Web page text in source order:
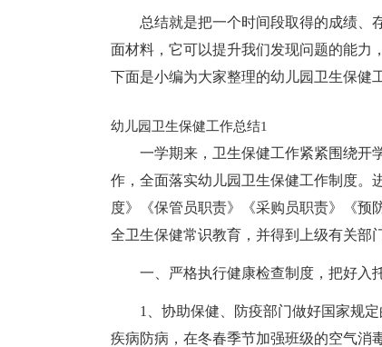
总结就是把一个时间段取得的成绩、
面材料，它可以提升我们发现问题的能力
下面是小编为大家整理的幼儿园卫生保健
幼儿园卫生保健工作总结1
一学期来，卫生保健工作紧紧围绕开
作，全面落实幼儿园卫生保健工作制度。
度》《保管员职责》《采购员职责》《预
全卫生保健常识教育，并得到上级有关部
一、严格执行健康检查制度，把好入
1、协助保健、防疫部门做好国家规
疾病防病，在冬春季节加强班级的空气消